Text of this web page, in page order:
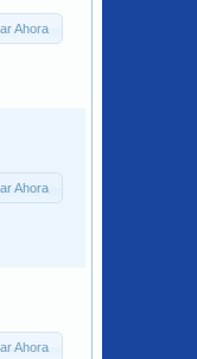
Ahora
Ahora
Ahora